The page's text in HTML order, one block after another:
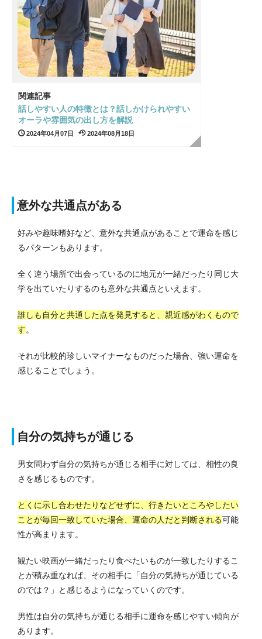
関連記事
話しやすい人の特徴とは？話しかけられやすい
オーラや雰囲気の出し方を解説
2024年04月07日 2024年08月18日
意外な共通点がある
好みや趣味嗜好など、意外な共通点があることで運命を感じ
るパターンもあります。
全く違う場所で出会っているのに地元が一緒だったり同じ大
学を出ていたりするのも意外な共通点といえます。
誰しも自分と共通した点を発見すると、親近感がわくもので
す。
それが比較的珍しいマイナーなものだった場合、強い運命を
感じることでしょう。
自分の気持ちが通じる
男女問わず自分の気持ちが通じる相手に対しては、相性の良
さを感じるものです。
とくに示し合わせたりなどせずに、行きたいところやしたい
ことが毎回一致していた場合、運命の人だと判断される可能
性が高まります。
観たい映画が一緒だったり食べたいものが一致したりするこ
とが積み重なれば、その相手に「自分の気持ちが通じている
のでは？」と感じるようになっていくのです。
男性は自分の気持ちが通じる相手に運命を感じやすい傾向が
あります。